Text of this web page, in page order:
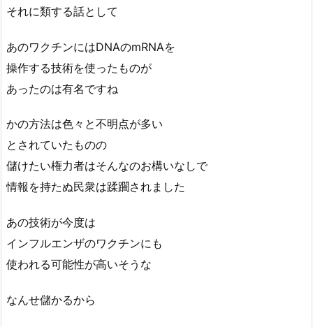
それに類する話として
あのワクチンにはDNAのmRNAを
操作する技術を使ったものが
あったのは有名ですね
かの方法は色々と不明点が多い
とされていたものの
儲けたい権力者はそんなのお構いなしで
情報を持たぬ民衆は蹂躙されました
あの技術が今度は
インフルエンザのワクチンにも
使われる可能性が高いそうな
なんせ儲かるから